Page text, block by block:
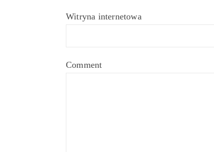
Witryna internetowa
Comment